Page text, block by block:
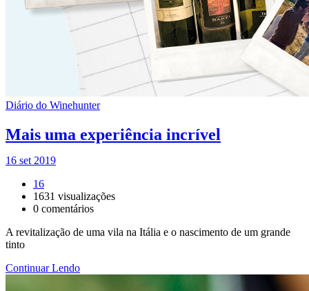
Diário do Winehunter
Mais uma experiência incrível
16 set 2019
16
1631 visualizações
0 comentários
A revitalização de uma vila na Itália e o nascimento de um grande
tinto
Continuar Lendo